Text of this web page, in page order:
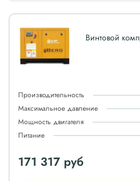
Винтовой
Производительность
Максимальное давление
Мощность двигателя
Питание
171 317 руб